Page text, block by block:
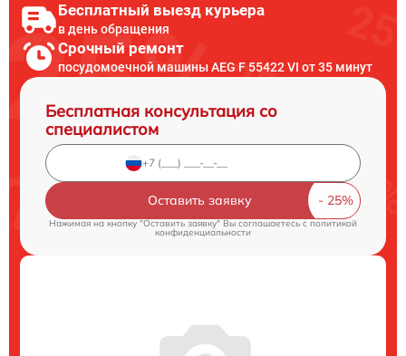
Бесплатный выезд курьера
в день обращения
Срочный ремонт
посудомоечной машины AEG F 55422 VI от 35 минут
Бесплатная консультация со
специалистом
Оставить заявку
Нажимая на кнопку "Оставить заявку" Вы соглашаетесь cполитикой
конфиденциальности